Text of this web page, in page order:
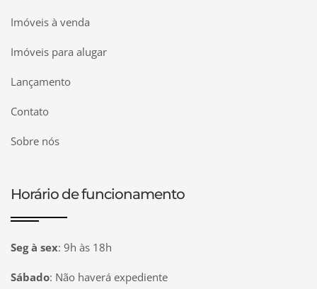
Imóveis à venda
Imóveis para alugar
Lançamento
Contato
Sobre nós
Horário de funcionamento
Seg à sex: 9h às 18h
Sábado: Não haverá expediente